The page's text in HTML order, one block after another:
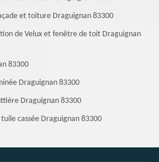
et toiture Draguignan 83300
de Velux et fenêtre de toit Draguignan
83300
Draguignan 83300
Draguignan 83300
cassée Draguignan 83300